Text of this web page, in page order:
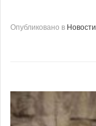
Опубликовано в Новости